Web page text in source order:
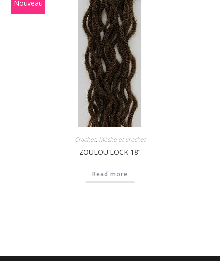
Nouveau
Crochet, Mèche et crochet
ZOULOU LOCK 18″
Read more